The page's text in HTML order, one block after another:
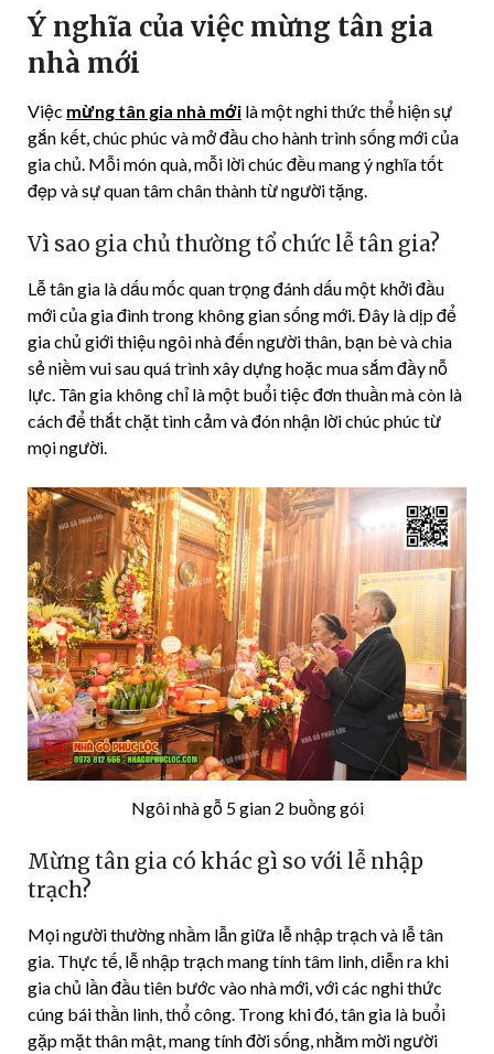
Ý nghĩa của việc mừng tân gia
nhà mới
Việc mừng tân gia nhà mới là một nghi thức thể hiện sự
gắn kết, chúc phúc và mở đầu cho hành trình sống mới của
gia chủ. Mỗi món quà, mỗi lời chúc đều mang ý nghĩa tốt
đẹp và sự quan tâm chân thành từ người tặng.
Vì sao gia chủ thường tổ chức lễ tân gia?
Lễ tân gia là dấu mốc quan trọng đánh dấu một khởi đầu
mới của gia đình trong không gian sống mới. Đây là dịp để
gia chủ giới thiệu ngôi nhà đến người thân, bạn bè và chia
sẻ niềm vui sau quá trình xây dựng hoặc mua sắm đầy nỗ
lực. Tân gia không chỉ là một buổi tiệc đơn thuần mà còn là
cách để thắt chặt tình cảm và đón nhận lời chúc phúc từ
mọi người.
Ngôi nhà gỗ 5 gian 2 buồng gói
Mừng tân gia có khác gì so với lễ nhập
trạch?
Mọi người thường nhầm lẫn giữa lễ nhập trạch và lễ tân
gia. Thực tế, lễ nhập trạch mang tính tâm linh, diễn ra khi
gia chủ lần đầu tiên bước vào nhà mới, với các nghi thức
cúng bái thần linh, thổ công. Trong khi đó, tân gia là buổi
gặp mặt thân mật, mang tính đời sống, nhằm mời người